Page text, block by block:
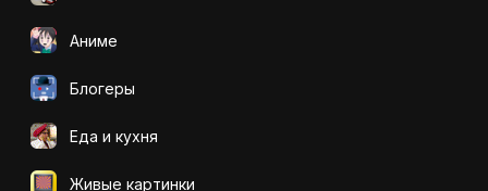
Аниме
Блогеры
Еда и кухня
Живые картинки